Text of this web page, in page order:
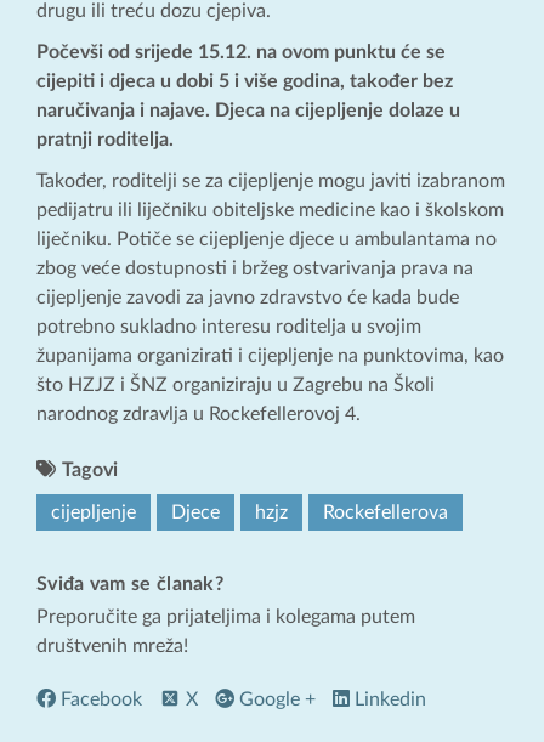
drugu ili treću dozu cjepiva.
Počevši od srijede 15.12. na ovom punktu će se
cijepiti i djeca u dobi 5 i više godina, također bez
naručivanja i najave. Djeca na cijepljenje dolaze u
pratnji roditelja.
Također, roditelji se za cijepljenje mogu javiti izabranom
pedijatru ili liječniku obiteljske medicine kao i školskom
liječniku. Potiče se cijepljenje djece u ambulantama no
zbog veće dostupnosti i bržeg ostvarivanja prava na
cijepljenje zavodi za javno zdravstvo će kada bude
potrebno sukladno interesu roditelja u svojim
županijama organizirati i cijepljenje na punktovima, kao
što HZJZ i ŠNZ organiziraju u Zagrebu na Školi
narodnog zdravlja u Rockefellerovoj 4.
Tagovi
cijepljenje Djece hzjz Rockefellerova
Sviđa vam se članak?
Preporučite ga prijateljima i kolegama putem
društvenih mreža!
Facebook X Google + Linkedin